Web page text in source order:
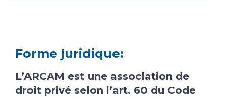
Forme juridique:
L’ARCAM est une association de
droit privé selon l’art. 60 du Code